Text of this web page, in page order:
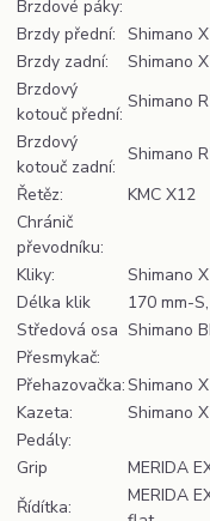
Brzdové páky:
Brzdy přední: Shimano
Brzdy zadní:
Shimano
Brzdový
kotouč přední:
Shimano
Brzdový
kotouč zadní:
Shimano
Řetěz:
KMC X12
Chránič
převodníku:
Kliky:
Shimano
Délka klik
170 mm-
Středová osa Shimano
Přesmykač:
Přehazovačka:Shimano
Kazeta:
Shimano
Pedály:
Grip
MERIDA
Řídítka:
MERIDA